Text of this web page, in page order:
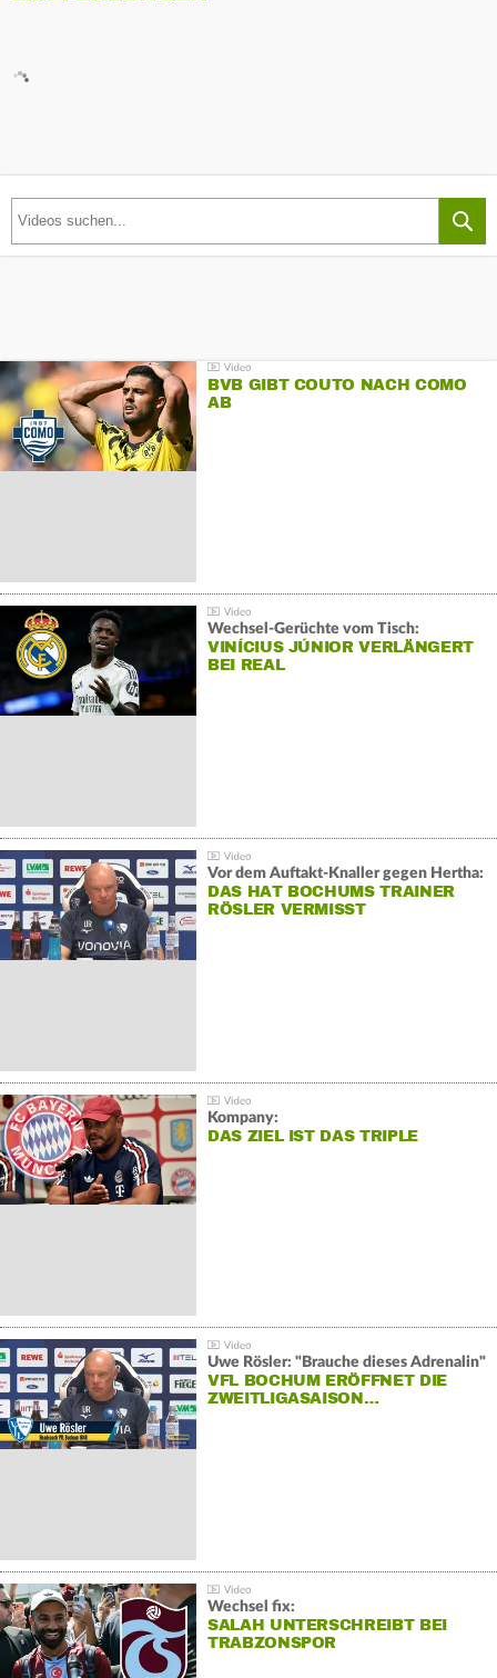
BVB GIBT COUTO NACH COMO
AB
Wechsel-Gerüchte vom Tisch:
VINÍCIUS JÚNIOR VERLÄNGERT
BEI REAL
Vor dem Auftakt-Knaller gegen Hertha:
DAS HAT BOCHUMS TRAINER
RÖSLER VERMISST
Kompany:
DAS ZIEL IST DAS TRIPLE
Uwe Rösler: "Brauche dieses Adrenalin"
VFL BOCHUM ERÖFFNET DIE
ZWEITLIGASAISON…
Wechsel fix:
SALAH UNTERSCHREIBT BEI
TRABZONSPOR